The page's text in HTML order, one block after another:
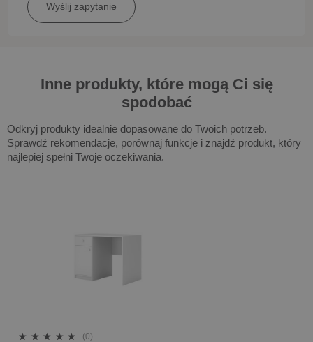
Inne produkty, które mogą Ci się
spodobać
Odkryj produkty idealnie dopasowane do Twoich potrzeb.
Sprawdź rekomendacje, porównaj funkcje i znajdź produkt, który
najlepiej spełni Twoje oczekiwania.
(0)